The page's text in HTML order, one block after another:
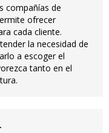
compañías de
ofrecer
cada cliente.
la necesidad de
a escoger el
tanto en el